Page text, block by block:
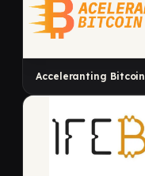
Acceleranting Bitcoin